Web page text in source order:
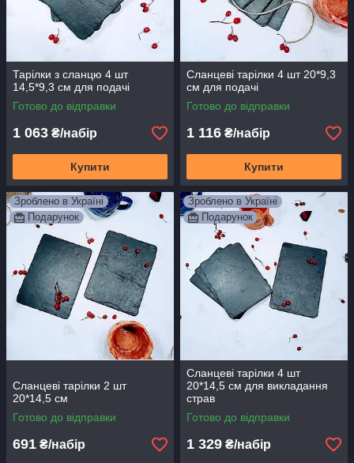
Тарілки з сланцю 4 шт
14,5*9,3 см для подачі
Готово до відправки
1 063 ₴/набір
Купити
Сланцеві тарілки 4 шт 20*9,3
см для подачі
Готово до відправки
1 116 ₴/набір
Купити
Зроблено в Україні
Подарунок
Сланцеві тарілки 2 шт
20*14,5 см
Готово до відправки
691 ₴/набір
Зроблено в Україні
Подарунок
Сланцеві тарілки 4 шт
20*14,5 см для викладання
страв
Готово до відправки
1 329 ₴/набір